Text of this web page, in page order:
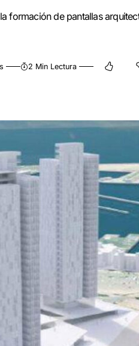
formación de pantallas
2 Min Lectura